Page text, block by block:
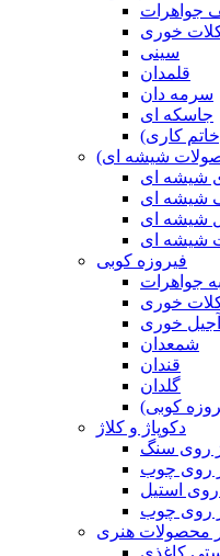
جواهرات
خوری
سینی
قلمدان
سرمه دان
جاسکه ای
کاری)
شیشه ای)
شیشه ای
شیشه ای
شیشه ای
شیشه ای
فیروزه کوبی
جواهرات
خوری
آجیل خوری
شمعدان
قندان
گلدان
کوبی)
دکوپاژ و کلاژ
روی سنگ
روی چوب
روی استیل
روی چوب
محصولات هنری
کاغذی